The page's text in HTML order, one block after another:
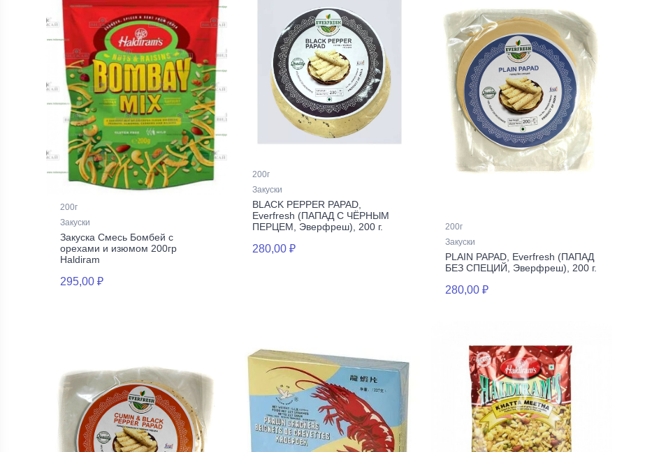
200г
Закуски
Закуска Смесь Бомбей с
орехами и изюмом 200гр
Haldiram
295,00 ₽
200г
Закуски
BLACK PEPPER PAPAD,
Everfresh (ПАПАД С ЧЁРНЫМ
ПЕРЦЕМ, Эверфреш), 200 г.
280,00 ₽
200г
Закуски
PLAIN PAPAD, Everfresh (ПАПАД
БЕЗ СПЕЦИЙ, Эверфреш), 200 г.
280,00 ₽